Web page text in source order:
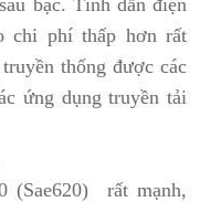
bạc. Tính dẫn điện
chi phí thấp hơn rất
thống được các
ứng dụng truyền tải
(Sae620) rất mạnh,